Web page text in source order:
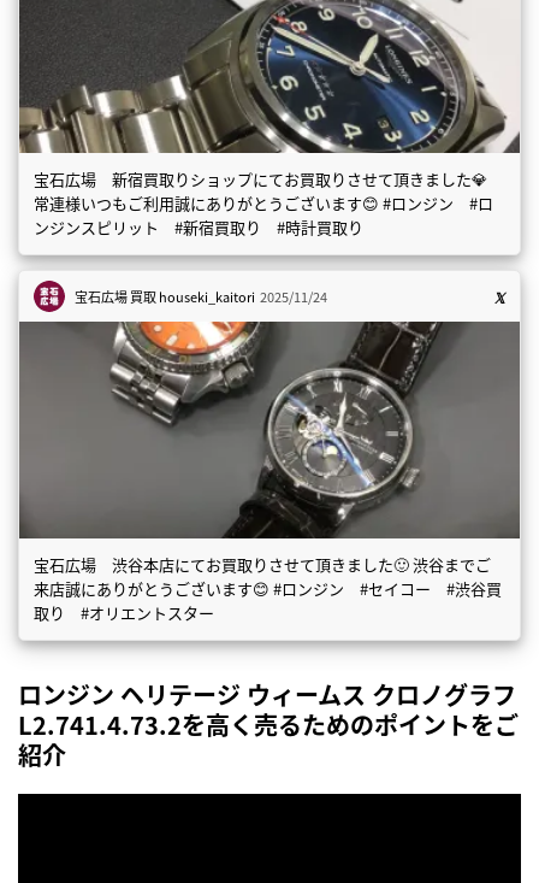
宝石広場 新宿買取りショップにてお買取りさせて頂きました💎
常連様いつもご利用誠にありがとうございます😊 #ロンジン #ロ
ンジンスピリット #新宿買取り #時計買取り
宝石広場 買取houseki_kaitori 2025/11/24
宝石広場 渋谷本店にてお買取りさせて頂きました🙂 渋谷までご
来店誠にありがとうございます😊 #ロンジン #セイコー #渋谷買
取り #オリエントスター
ロンジン ヘリテージ ウィームス クロノグラフ
L2.741.4.73.2を高く売るためのポイントをご
紹介